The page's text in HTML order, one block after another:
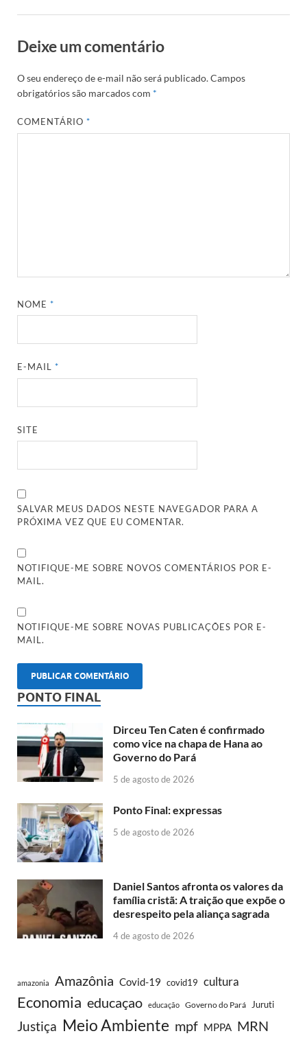
Deixe um comentário
O seu endereço de e-mail não será publicado.Campos
obrigatórios são marcados com *
COMENTÁRIO*
NOME*
E-MAIL*
SITE
SALVAR MEUS DADOS NESTE NAVEGADOR PARA A
PRÓXIMA VEZ QUE EU COMENTAR.
NOTIFIQUE-ME SOBRE NOVOS COMENTÁRIOS POR E-
MAIL.
NOTIFIQUE-ME SOBRE NOVAS PUBLICAÇÕES POR E-
MAIL.
PONTO FINAL
Dirceu Ten Caten é confirmado
como vice na chapa de Hana ao
Governo do Pará
5 de agosto de 2026
Ponto Final: expressas
5 de agosto de 2026
Daniel Santos afronta os valores da
família cristã: A traição que expõe o
desrespeito pela aliança sagrada
4 de agosto de 2026
amazonia Amazônia Covid-19 covid19 cultura
Economia educaçao educação Governo do Pará Juruti
Justiça Meio Ambiente mpf MPPA MRN